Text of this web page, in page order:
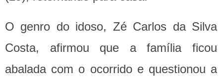
O genro do idoso, Zé Carlos da Silva
Costa, afirmou que a família ficou
abalada com o ocorrido e questionou a